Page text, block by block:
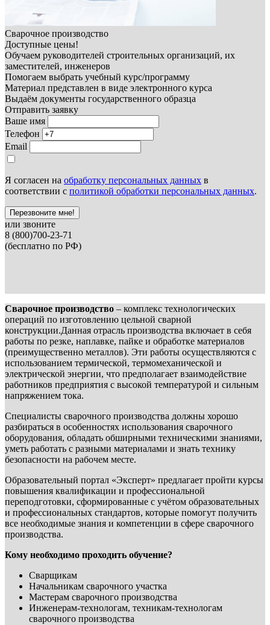
Сварочное производство
Доступные цены!
Обучаем руководителей строительных организаций, их
заместителей, инженеров
Помогаем выбрать учебный курс/программу
Материал представлен в виде электронного курса
Выдаём документы государственного образца
Отправить заявку
Ваше имя
Телефон
Email
Я согласен на обработку персональных данных в
соответствии с политикой обработки персональных данных.
Перезвоните мне!
или звоните
8 (800)700-23-71
(бесплатно по РФ)
Сварочное производство – комплекс технологических
операций по изготовлению цельной сварной
конструкции.Данная отрасль производства включает в себя
работы по резке, наплавке, пайке и обработке материалов
(преимущественно металлов). Эти работы осуществляются с
использованием термической, термомеханической и
электрической энергии, что предполагает взаимодействие
работников предприятия с высокой температурой и сильным
напряжением тока.
Специалисты сварочного производства должны хорошо
разбираться в особенностях использования сварочного
оборудования, обладать обширными техническими знаниями,
уметь работать с разными материалами и знать технику
безопасности на рабочем месте.
Образовательный портал «Эксперт» предлагает пройти курсы
повышения квалификации и профессиональной
переподготовки, сформированные с учётом образовательных
и профессиональных стандартов, которые помогут получить
все необходимые знания и компетенции в сфере сварочного
производства.
Кому необходимо проходить обучение?
Сварщикам
Начальникам сварочного участка
Мастерам сварочного производства
Инженерам-технологам, техникам-технологам
сварочного производства